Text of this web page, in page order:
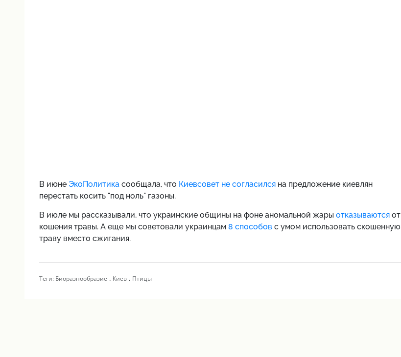
В июне ЭкоПолитикасообщала, что Киевсовет не согласилсяна предложение киевлян
перестать косить "под ноль" газоны.
В июле мы рассказывали, что украинские общины на фоне аномальной жары отказываютсяот
кошения травы. А еще мы советовали украинцам 8 способов с умом использовать скошенную
траву вместо сжигания.
Теги: Биоразнообразие , Киев, Птицы